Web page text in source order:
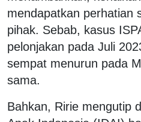
mendapatkan perhatian
pihak. Sebab, kasus
pelonjakan pada Juli
sempat menurun pada
sama.
Bahkan, Ririe mengutip